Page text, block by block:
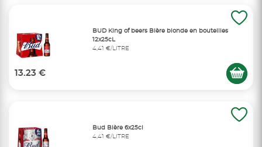
BUD King of beers Bière blonde en bouteilles
12x25cL
4,41 €/LITRE
13.23 €
Bud Bière 6x25cl
4,41 €/LITRE